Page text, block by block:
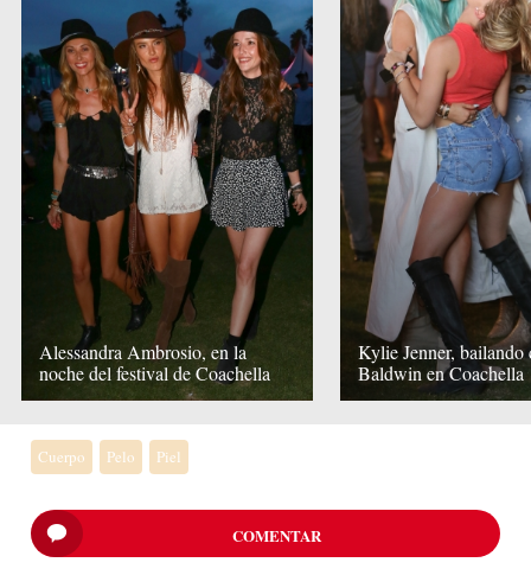
Alessandra Ambrosio, en la
noche del festival de Coachella
Kylie Jenner,
Baldwin en Coachella
Cuerpo Pelo Piel
COMENTAR